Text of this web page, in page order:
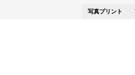
写真プリント